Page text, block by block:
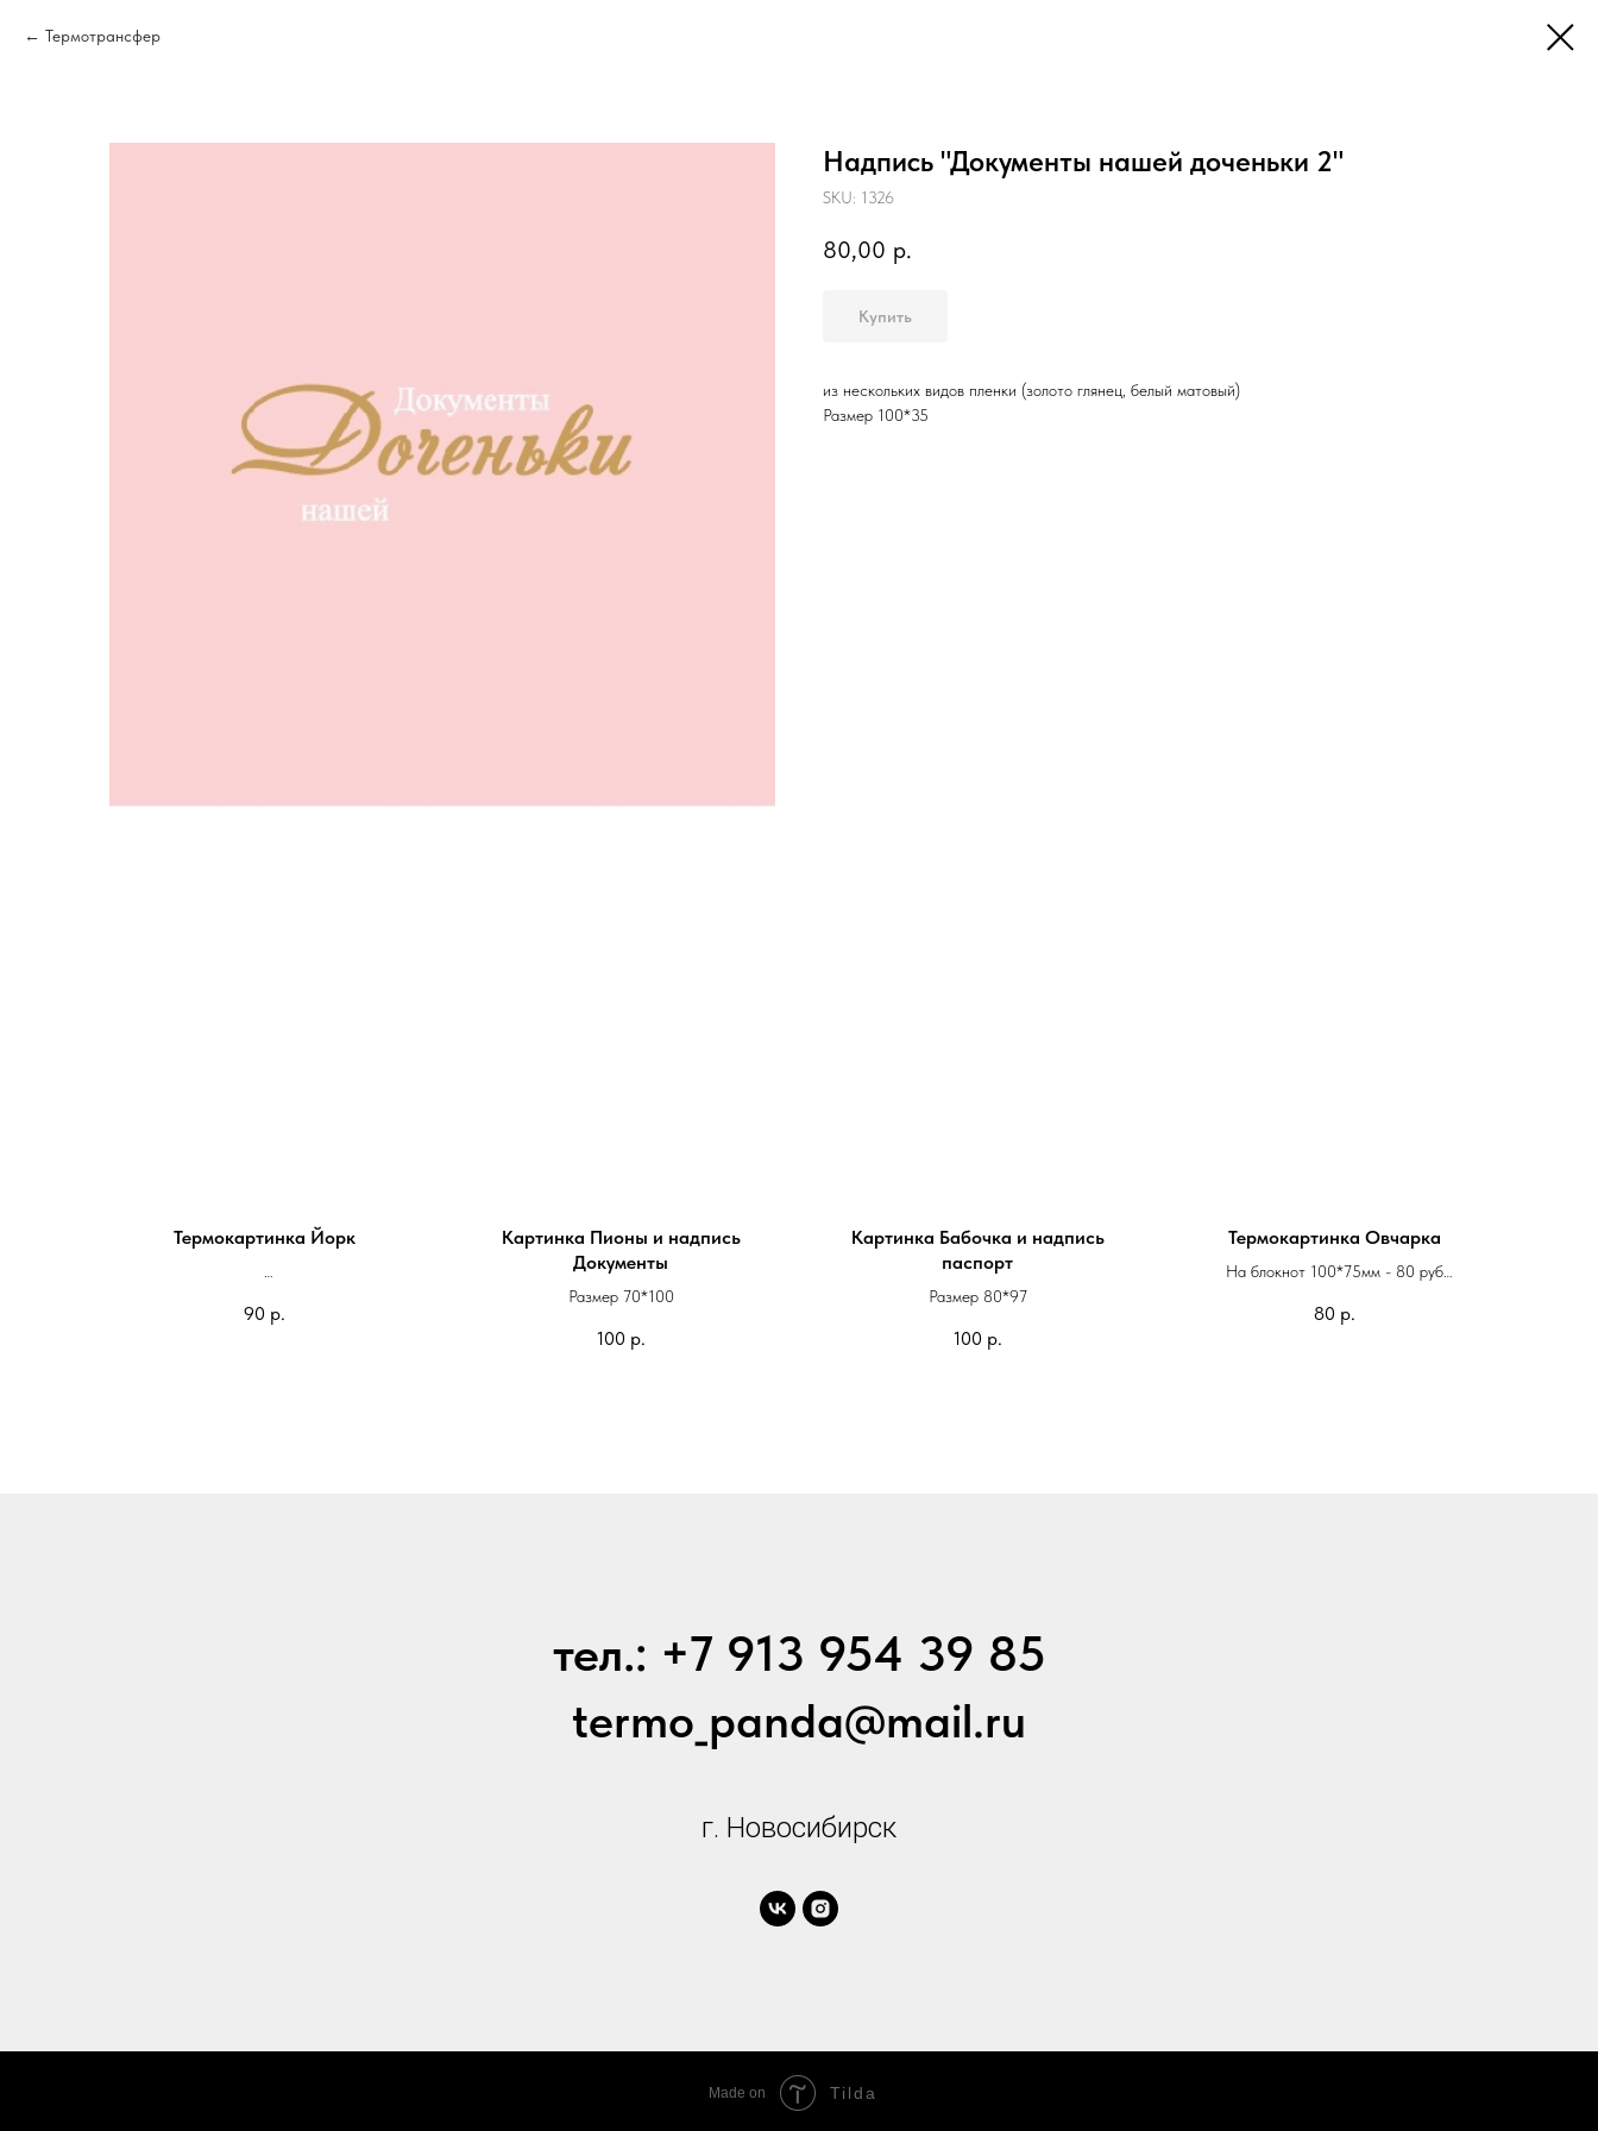
Термотрансфер
Надпись "Документы нашей доченьки 2"
SKU: 1326
80,00 р.
Купить
из нескольких видов пленки (золото глянец, белый матовый)
Размер 100*35
Термокартинка Йорк
На паспорт 85*80мм - 70 руб
90 р.
Картинка Пионы и надпись
Документы
Размер 70*100
100 р.
Картинка Бабочка и надпись
паспорт
Размер 80*97
100 р.
Термокартинка Овчарка
На блокнот 100*75мм - 80 руб
80 р.
тел.: +7 913 954 39 85
termo_panda@mail.ru
г. Новосибирск
Made on Tilda